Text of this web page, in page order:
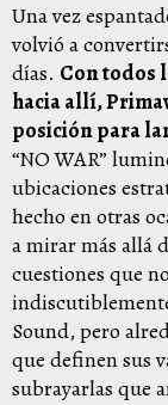
Una vez
volvió a
días. Con todos
hacia allí,
posición para
“NO WAR”
ubicaciones
hecho en otras
a mirar más allá
cuestiones que
Sound, pero
que definen sus
subrayarlas que